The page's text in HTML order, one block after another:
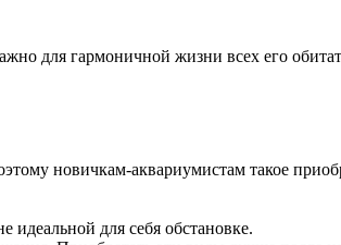
для гармоничной жизни всех его
новичкам-аквариумистам такое
для себя обстановке.